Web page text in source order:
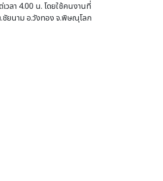
เวลา 4.00 น. โดยใช้คนงานที่
.ชัยนาม อ.วังทอง จ.พิษณุโลก